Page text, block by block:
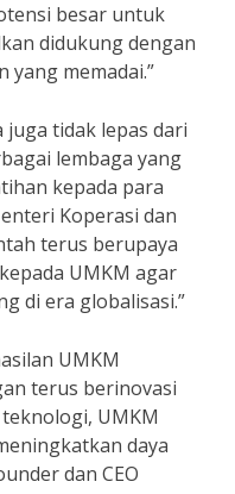
besar untuk
didukung dengan
memadai.”
juga tidak lepas dari
lembaga yang
kepada para
Koperasi dan
terus berupaya
UMKM agar
di era globalisasi.”
UMKM
terus berinovasi
UMKM
daya
dan CEO